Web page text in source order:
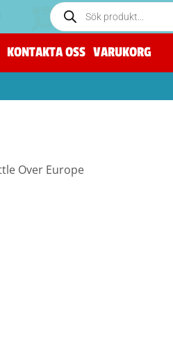
KONTAKTA OSS VARUKORG